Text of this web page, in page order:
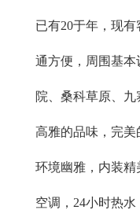
已有20于年，现
通方便，周围基
院、桑科草原、九
高雅的品味，完
环境幽雅，内装
空调，24小时热